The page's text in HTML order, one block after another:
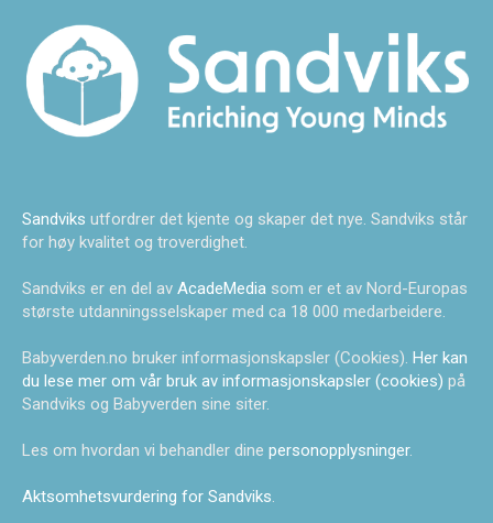
Sandviks utfordrer det kjente og skaper det nye. Sandviks står
for høy kvalitet og troverdighet.
Sandviks er en del av AcadeMedia som er et av Nord-Europas
største utdanningsselskaper med ca 18 000 medarbeidere.
Babyverden.no bruker informasjonskapsler (Cookies). Her kan
du lese mer om vår bruk av informasjonskapsler (cookies) på
Sandviks og Babyverden sine siter.
Les om hvordan vi behandler dine personopplysninger.
Aktsomhetsvurdering for Sandviks.